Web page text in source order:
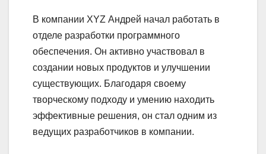
В компании XYZ Андрей начал работать в
отделе разработки программного
обеспечения. Он активно участвовал в
создании новых продуктов и улучшении
существующих. Благодаря своему
творческому подходу и умению находить
эффективные решения, он стал одним из
ведущих разработчиков в компании.